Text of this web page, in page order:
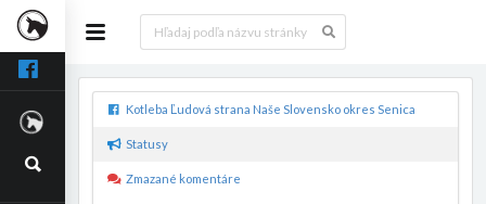
Kotleba Ľudová strana Naše Slovensko okres Senica
Statusy
Zmazané komentáre